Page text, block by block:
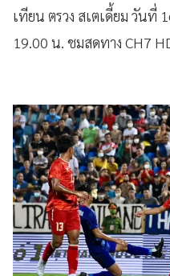
เทียน ตรวง สเตเดี้ยม วันที่
19.00 น. ชมสดทาง CH7